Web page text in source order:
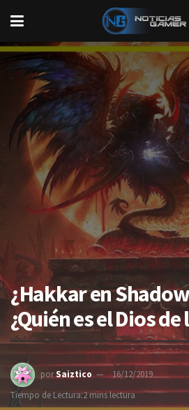
¿Hakkar en
¿Quién es el Dios de
porSaiztico
16/12/2019
Tiempo de Lectura:2 mins lectura